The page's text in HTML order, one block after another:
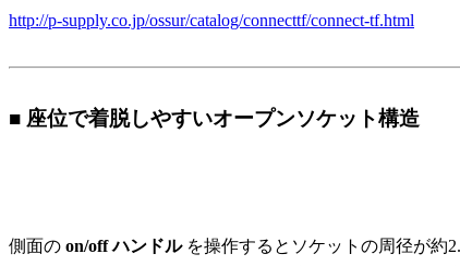
http://p-supply.co.jp/ossur/catalog/connecttf/connect-tf.html
■ 座位で着脱しやすいオープンソケット構造
側面の on/off ハンドルを操作するとソケットの周径が約